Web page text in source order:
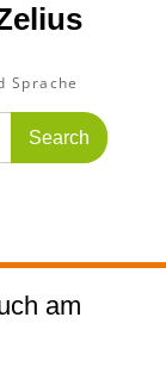
Sprache
am